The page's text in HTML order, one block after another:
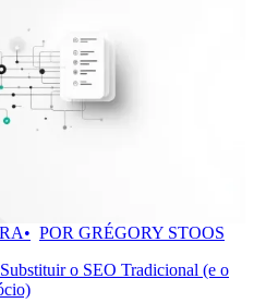
POR GRÉGORY STOOS
o SEO Tradicional (e o